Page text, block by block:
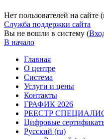
Нет пользователей на сайте
Служба поддержки сайта
Вы не вошли в систему (
В начало
Главная
О центре
Система
Услуги и цены
Контакты
ГРАФИК 2026
РЕЕСТР
Цифровые
Русский ‎(ru)‎